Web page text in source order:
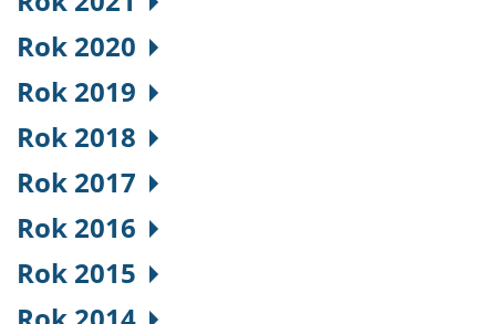
Rok 2020
Rok 2019
Rok 2018
Rok 2017
Rok 2016
Rok 2015